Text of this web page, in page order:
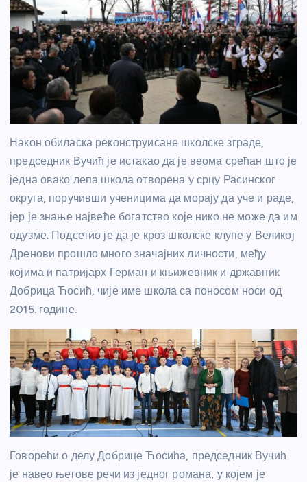
Након обиласка реконструисане школске зграде,
председник Вучић је истакао да је веома срећан што је
једна овако лепа школа отворена у срцу Расинског
округа, поручивши ученицима да морају да уче и раде,
јер је знање највеће богатство које нико не може да им
одузме. Подсетио је да је кроз школске клупе у Великој
Дренови прошло много значајних личности, међу
којима и патријарх Герман и књижевник и државник
Добрица Ћосић, чије име школа са поносом носи од
2015. године.
Говорећи о делу Добрице Ћосића, председник Вучић
је навео његове речи из једног романа, у којем је